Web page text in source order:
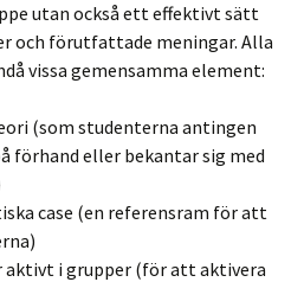
utan också ett effektivt sätt
och förutfattade meningar. Alla
vissa gemensamma element:
(som studenterna antingen
förhand eller bekantar sig med
case (en referensram för att
aktivt i grupper (för att aktivera